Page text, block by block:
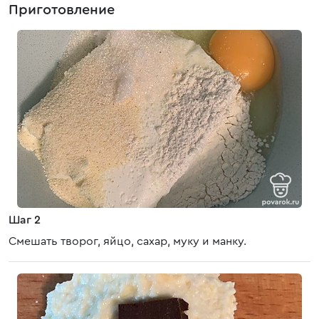
Приготовление
Шаг 2
Смешать творог, яйцо, сахар, муку и манку.